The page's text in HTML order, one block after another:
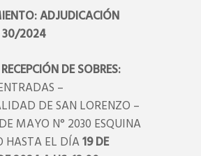
ADJUDICACIÓN
30/2024
DE SOBRES:
–
DE SAN LORENZO –
MAYO N° 2030 ESQUINA
HASTA EL DÍA19 DE